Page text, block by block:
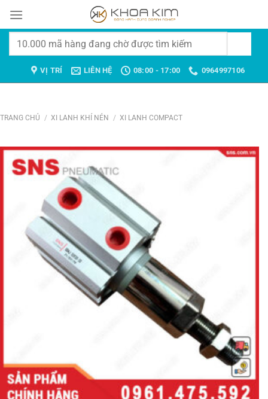
đến
Tìm
VỊ TRÍ LIÊN HỆ 08:00 - 17:00 0964997106
TRANG CHỦ / XI LANH KHÍ NÉN / XI LANH COMPACT